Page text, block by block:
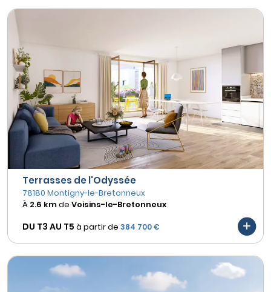
Terrasses de l'Odyssée
78180 Montigny-le-Bretonneux
À 2.6 kmde Voisins-le-Bretonneux
DU T3 AU T5 à partir de 384 700 €